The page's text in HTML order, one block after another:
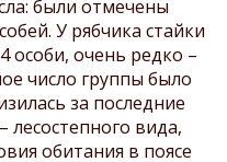
были отмечены
У рябчика стайки
особи, очень редко –
число группы было
за последние
лесостепного вида,
обитания в поясе